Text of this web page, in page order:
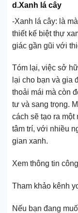
d.Xanh lá cây
-Xanh lá cây: là
thiết kế biệt thự
giác gần gũi với
Tóm lại, việc sở
lại cho bạn và gia
thoải mái mà còn
tư và sang trọng.
cách sẽ tạo ra
tâm trí, với nhiều
gian xanh.
Xem thông tin
Tham khảo kênh
Nếu bạn đang